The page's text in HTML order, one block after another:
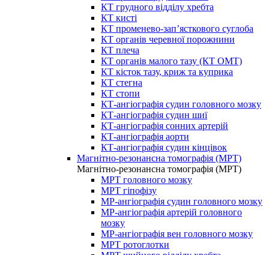
КТ грудного відділу хребта
КТ кисті
КТ променево-зап’ясткового суглоба
КТ органів черевної порожнини
КТ плеча
КТ органів малого тазу (КТ ОМТ)
КТ кісток тазу, криж та куприка
КТ стегна
КТ стопи
КТ-ангіографія судин головного мозку
КТ-ангіографія судин шиї
КТ-ангіографія сонних артерій
КТ-ангіографія аорти
КТ-ангіографія судин кінцівок
Магнітно-резонансна томографія (МРТ)
Магнітно-резонансна томографія (МРТ)
МРТ головного мозку
МРТ гіпофізу
МР-ангіографія судин головного мозку
МР-ангіографія артерій головного
мозку
МР-ангіографія вен головного мозку
МРТ ротоглотки